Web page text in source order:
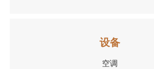
设备
空调